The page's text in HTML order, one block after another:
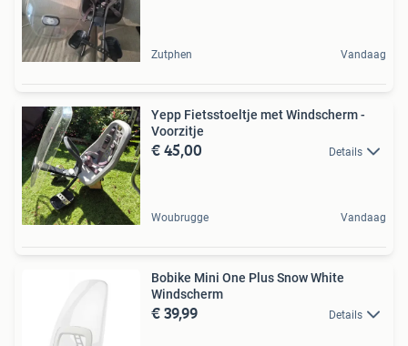
Zutphen Vandaag
Yepp Fietsstoeltje met Windscherm -
Voorzitje
€ 45,00 Details
Woubrugge Vandaag
Bobike Mini One Plus Snow White
Windscherm
€ 39,99 Details